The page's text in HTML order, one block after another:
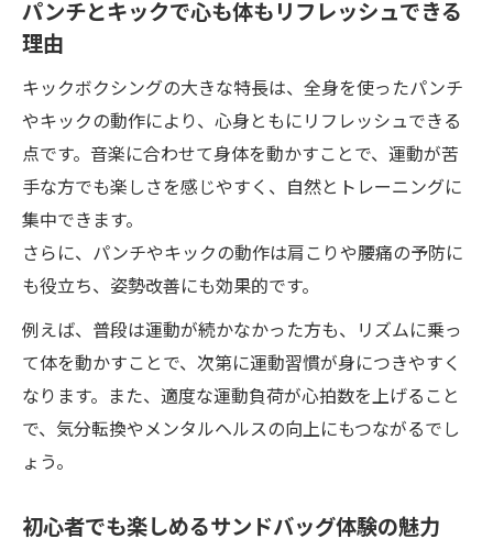
パンチとキックで心も体もリフレッシュできる
理由
キックボクシングの大きな特長は、全身を使ったパンチ
やキックの動作により、心身ともにリフレッシュできる
点です。音楽に合わせて身体を動かすことで、運動が苦
手な方でも楽しさを感じやすく、自然とトレーニングに
集中できます。
さらに、パンチやキックの動作は肩こりや腰痛の予防に
も役立ち、姿勢改善にも効果的です。
例えば、普段は運動が続かなかった方も、リズムに乗っ
て体を動かすことで、次第に運動習慣が身につきやすく
なります。また、適度な運動負荷が心拍数を上げること
で、気分転換やメンタルヘルスの向上にもつながるでし
ょう。
初心者でも楽しめるサンドバッグ体験の魅力